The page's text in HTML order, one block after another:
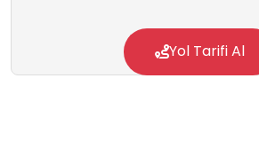
Yol Tarifi Al